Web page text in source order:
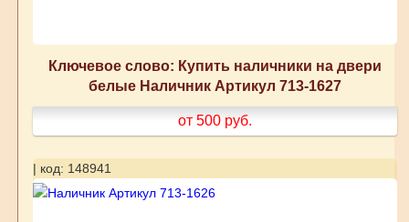
Ключевое слово: Купить наличники на двери
белые Наличник Артикул 713-1627
от 500 руб.
| код: 148941